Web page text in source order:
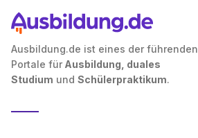
Ausbildung.de ist eines der führenden
Portale für Ausbildung, duales
Studium und Schülerpraktikum.